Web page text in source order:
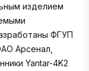
изделием
ФГУП
Арсенал,
Yantar-4K2